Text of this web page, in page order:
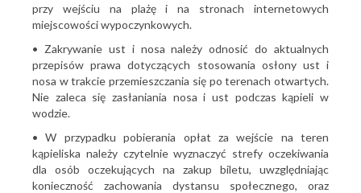
przy wejściu na plażę i na stronach internetowych
miejscowości wypoczynkowych.
• Zakrywanie ust i nosa należy odnosić do aktualnych
przepisów prawa dotyczących stosowania osłony ust i
nosa w trakcie przemieszczania się po terenach otwartych.
Nie zaleca się zasłaniania nosa i ust podczas kąpieli w
wodzie.
• W przypadku pobierania opłat za wejście na teren
kąpieliska należy czytelnie wyznaczyć strefy oczekiwania
dla osób oczekujących na zakup biletu, uwzględniając
konieczność zachowania dystansu społecznego, oraz